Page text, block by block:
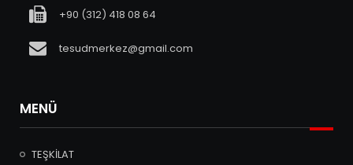
+90 (312) 418 08 64
tesudmerkez@gmail.com
MENÜ
TEŞKİLAT